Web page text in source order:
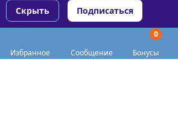
Избранное Сообщение
0
Бонусы
Скрыть Подписаться